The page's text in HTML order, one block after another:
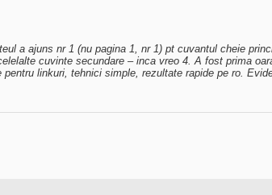
a ajuns nr 1 (nu pagina 1, nr 1) pt cuvantul cheie
cuvinte secundare – inca vreo 4. A fost prima
linkuri, tehnici simple, rezultate rapide pe ro.